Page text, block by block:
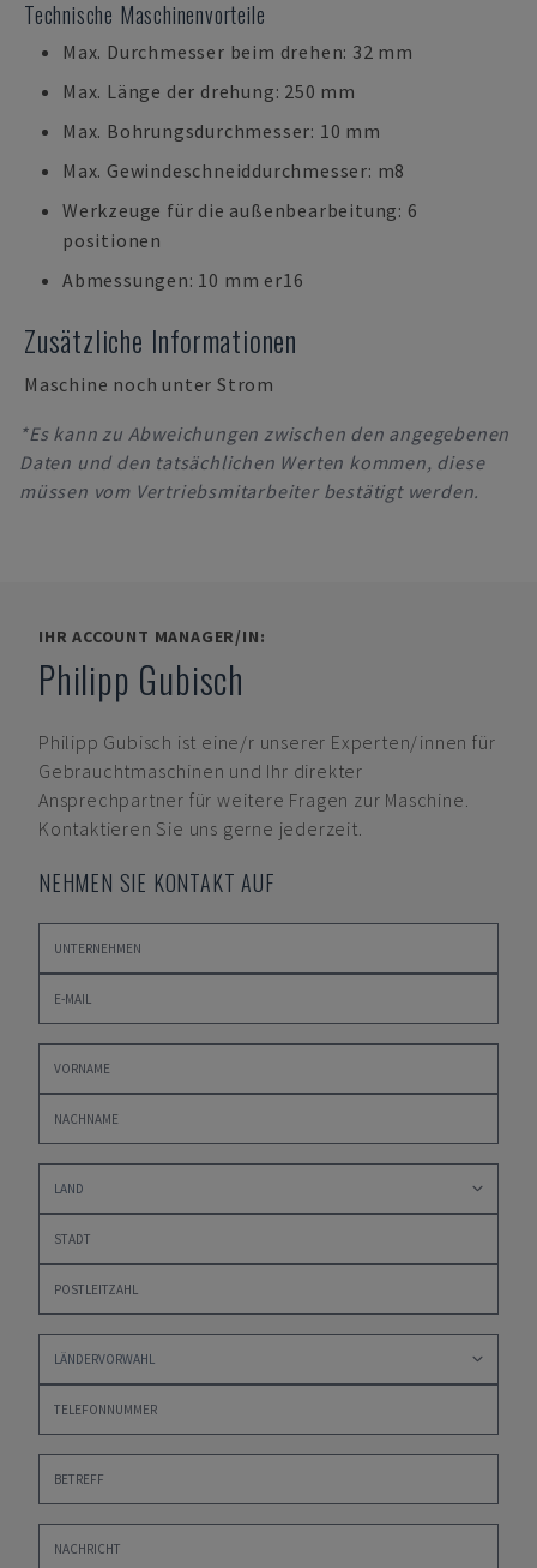
Technische Maschinenvorteile
Max. Durchmesser beim drehen: 32 mm
Max. Länge der drehung: 250 mm
Max. Bohrungsdurchmesser: 10 mm
Max. Gewindeschneiddurchmesser: m8
Werkzeuge für die außenbearbeitung: 6
positionen
Abmessungen: 10 mm er16
Zusätzliche Informationen
Maschine noch unter Strom
*Es kann zu Abweichungen zwischen den angegebenen
Daten und den tatsächlichen Werten kommen, diese
müssen vom Vertriebsmitarbeiter bestätigt werden.
IHR ACCOUNT MANAGER/IN:
Philipp Gubisch
Philipp Gubisch ist eine/r unserer Experten/innen für
Gebrauchtmaschinen und Ihr direkter
Ansprechpartner für weitere Fragen zur Maschine.
Kontaktieren Sie uns gerne jederzeit.
NEHMEN SIE KONTAKT AUF